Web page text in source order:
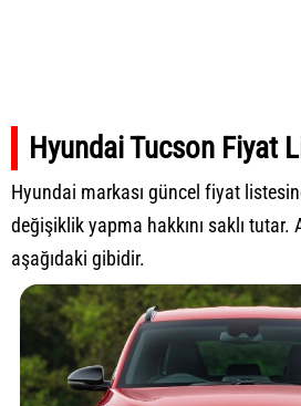
Hyundai Tucson Fiyat
Hyundai markası güncel fiyat
değişiklik yapma hakkını saklı tutar.
aşağıdaki gibidir.